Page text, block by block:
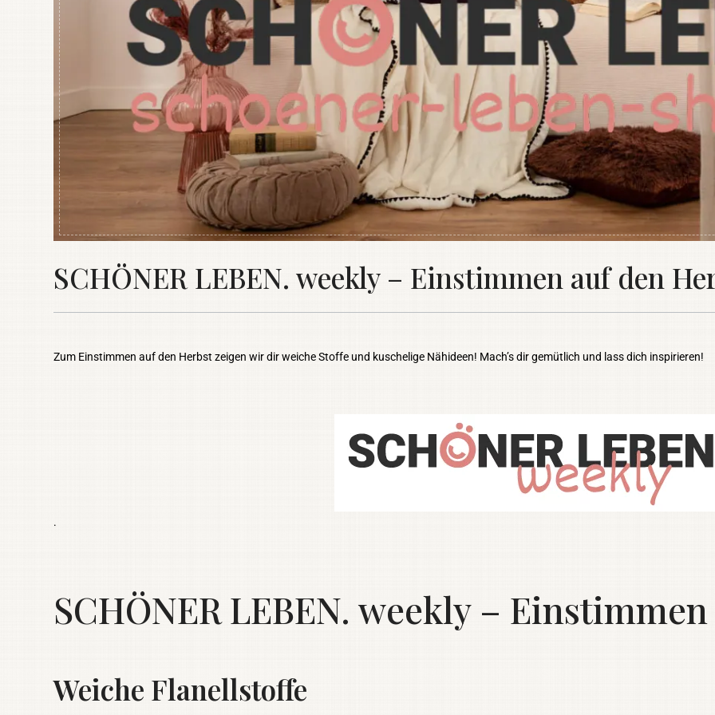
SCHÖNER LEBEN. weekly – Einstimmen auf den
Zum Einstimmen auf den Herbst zeigen wir dir weiche Stoffe und kuschelige Nähideen! Mach’s dir gemütlich und lass dich inspirieren!
.
SCHÖNER LEBEN. weekly –
Weiche Flanellstoffe